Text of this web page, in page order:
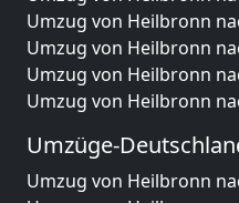
Umzug von Heilbronn
Umzug von Heilbronn
Umzug von Heilbronn
Umzug von Heilbronn
Umzüge-
Umzug von Heilbronn